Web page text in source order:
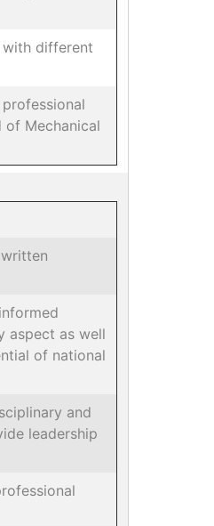
different
of Mechanical
aspect as well
of national
and
leadership